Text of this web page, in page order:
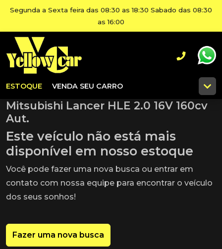
Segunda a Sexta feira das 08:30 as 18:30 Sabado das 08:30
as 16:00
ESTOQUE VENDA SEU CARRO
Mitsubishi Lancer HLE 2.0 16V 160cv
Aut.
Este veículo não está mais
disponível em nosso estoque
Você pode fazer uma nova busca ou entrar em
contato com nossa equipe para encontrar o veículo
dos seus sonhos!
Fazer uma nova busca